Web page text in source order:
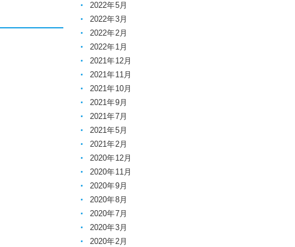
2022年5月
2022年3月
2022年2月
2022年1月
2021年12月
2021年11月
2021年10月
2021年9月
2021年7月
2021年5月
2021年2月
2020年12月
2020年11月
2020年9月
2020年8月
2020年7月
2020年3月
2020年2月